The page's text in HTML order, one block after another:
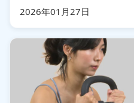
2026年01月27日